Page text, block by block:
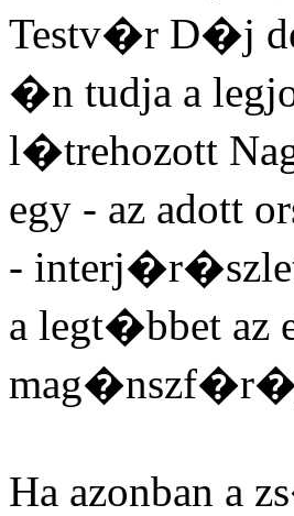
Testv�r D�j
�n tudja a
l�trehozott
egy - az adott
-
a legt�bbet az
Ha azonban a